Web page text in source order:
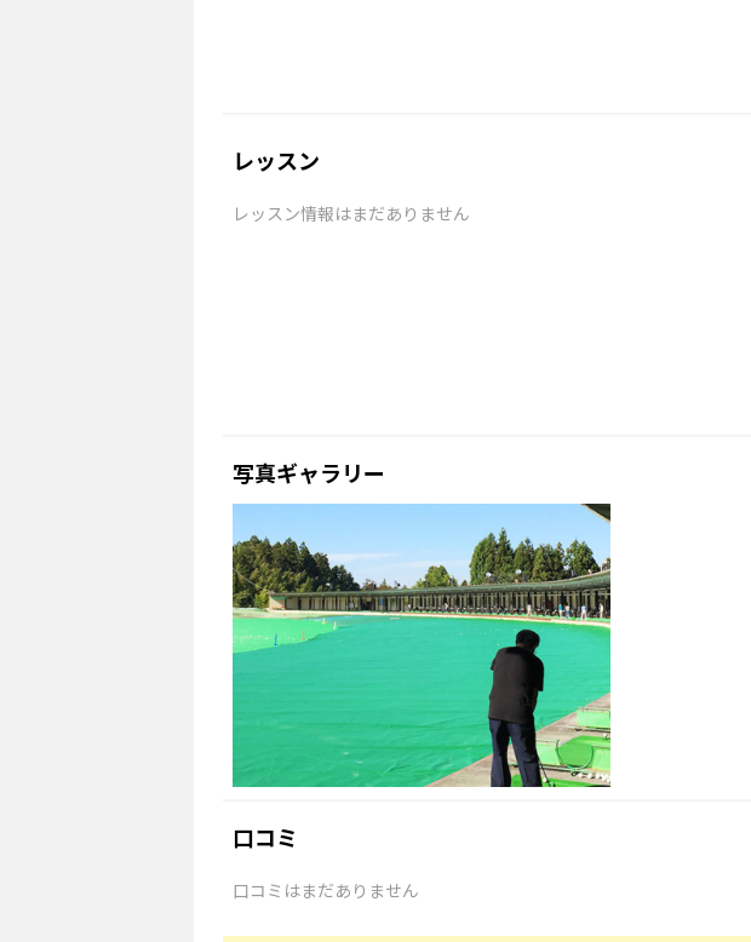
レッスン
レッスン情報はまだありません
写真ギャラリー
口コミ
口コミはまだありません